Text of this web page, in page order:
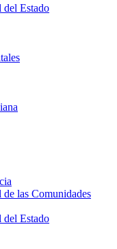
del Estado
las Comunidades
del Estado